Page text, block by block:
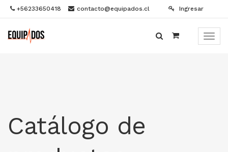
+56233650418 contacto@equipados.cl Ingresar
Menú
Catálogo de